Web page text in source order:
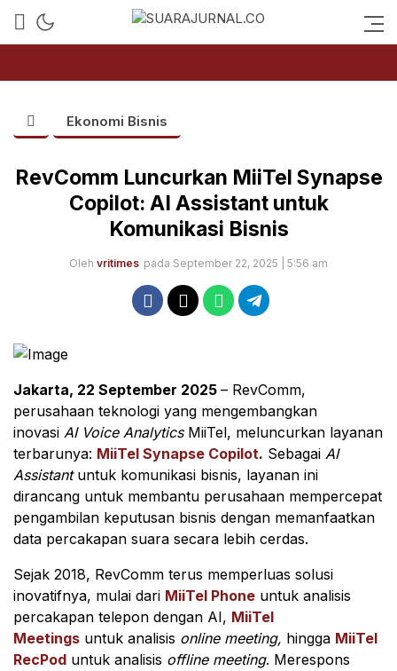
Ekonomi Bisnis
RevComm Luncurkan MiiTel Synapse
Copilot: AI Assistant untuk
Komunikasi Bisnis​
Oleh vritimes pada September 22, 2025 | 5:56 am
Jakarta, 22 September 2025 – RevComm,
perusahaan teknologi yang mengembangkan
inovasi AI Voice AnalyticsMiiTel, meluncurkan layanan
terbarunya: MiiTel Synapse Copilot. Sebagai AI
Assistant untuk komunikasi bisnis, layanan ini
dirancang untuk membantu perusahaan mempercepat
pengambilan keputusan bisnis dengan memanfaatkan
data percakapan suara secara lebih cerdas.
Sejak 2018, RevComm terus memperluas solusi
inovatifnya, mulai dari MiiTel Phone untuk analisis
percakapan telepon dengan AI, MiiTel
Meetings untuk analisis online meeting, hingga MiiTel
RecPod untuk analisis offline meeting. Merespons